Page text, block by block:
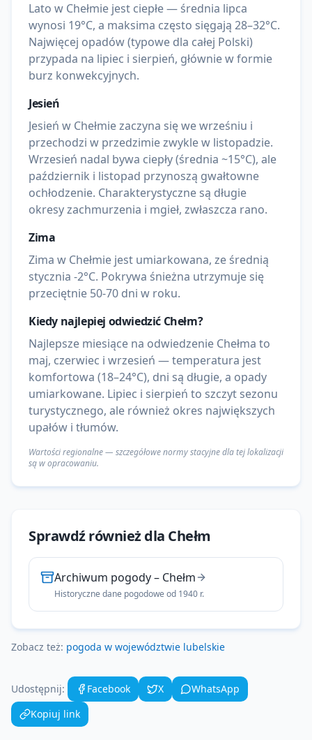
Lato w Chełmie jest ciepłe — średnia lipca
wynosi 19°C, a maksima często sięgają 28–32°C.
Najwięcej opadów (typowe dla całej Polski)
przypada na lipiec i sierpień, głównie w formie
burz konwekcyjnych.
Jesień
Jesień w Chełmie zaczyna się we wrześniu i
przechodzi w przedzimie zwykle w listopadzie.
Wrzesień nadal bywa ciepły (średnia ~15°C), ale
październik i listopad przynoszą gwałtowne
ochłodzenie. Charakterystyczne są długie
okresy zachmurzenia i mgieł, zwłaszcza rano.
Zima
Zima w Chełmie jest umiarkowana, ze średnią
stycznia -2°C. Pokrywa śnieżna utrzymuje się
przeciętnie 50-70 dni w roku.
Kiedy najlepiej odwiedzić Chełm?
Najlepsze miesiące na odwiedzenie Chełma to
maj, czerwiec i wrzesień — temperatura jest
komfortowa (18–24°C), dni są długie, a opady
umiarkowane. Lipiec i sierpień to szczyt sezonu
turystycznego, ale również okres największych
upałów i tłumów.
Wartości regionalne — szczegółowe normy stacyjne dla tej lokalizacji
są w opracowaniu.
Sprawdź również dla Chełm
Archiwum pogody– Chełm
Historyczne dane pogodowe od 1940 r.
Zobacz też: pogoda w województwie lubelskie
Udostępnij: Facebook X
WhatsApp
Kopiuj link